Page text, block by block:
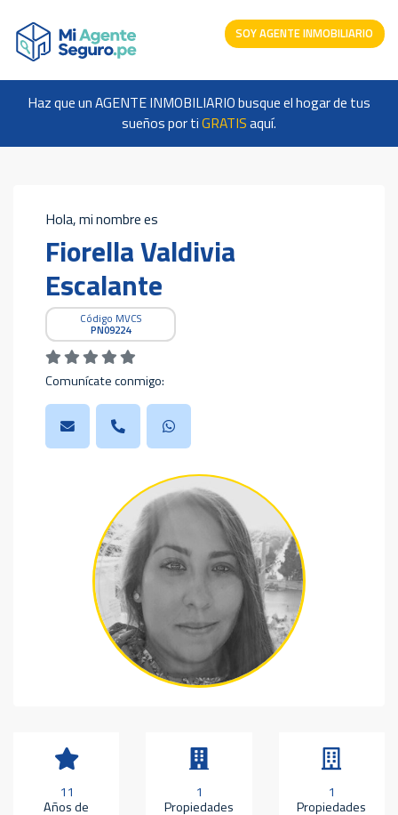
SOY AGENTE INMOBILIARIO
Haz que un AGENTE INMOBILIARIO busque el hogar de tus
sueños por tiGRATISaquí.
Hola, mi nombre es
Fiorella Valdivia
Escalante
Código MVCS
PN09224
Comunícate conmigo:
11
Años de
1
Propiedades
1
Propiedades